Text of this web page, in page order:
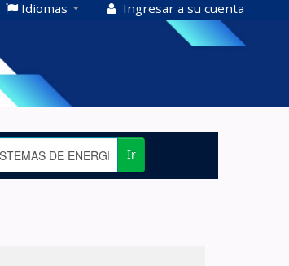
Idiomas Ingresar a su cuenta
Ir